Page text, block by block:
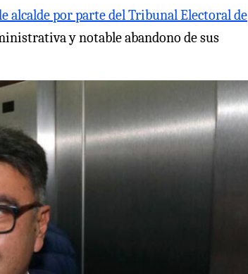
alcalde por parte del Tribunal Electoral de
y notable abandono de sus